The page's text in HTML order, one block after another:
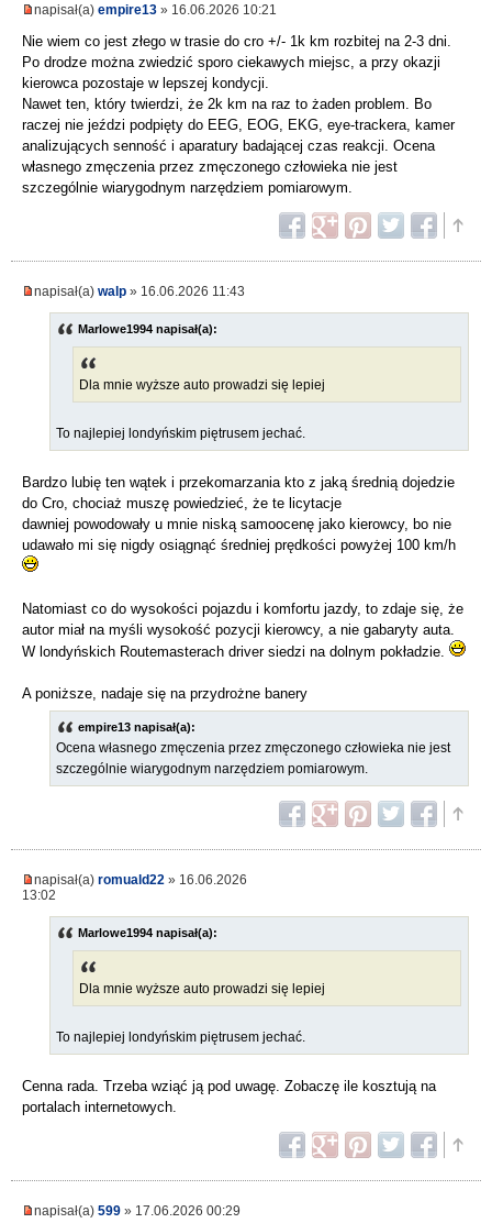
napisał(a) empire13 » 16.06.2026 10:21
Nie wiem co jest złego w trasie do cro +/- 1k km rozbitej na 2-3 dni.
Po drodze można zwiedzić sporo ciekawych miejsc, a przy okazji
kierowca pozostaje w lepszej kondycji.
Nawet ten, który twierdzi, że 2k km na raz to żaden problem. Bo
raczej nie jeździ podpięty do EEG, EOG, EKG, eye-trackera, kamer
analizujących senność i aparatury badającej czas reakcji. Ocena
własnego zmęczenia przez zmęczonego człowieka nie jest
szczególnie wiarygodnym narzędziem pomiarowym.
napisał(a) walp » 16.06.2026 11:43
Marlowe1994 napisał(a):
Dla mnie wyższe auto prowadzi się lepiej
To najlepiej londyńskim piętrusem jechać.
Bardzo lubię ten wątek i przekomarzania kto z jaką średnią dojedzie
do Cro, chociaż muszę powiedzieć, że te licytacje
dawniej powodowały u mnie niską samoocenę jako kierowcy, bo nie
udawało mi się nigdy osiągnąć średniej prędkości powyżej 100 km/h
Natomiast co do wysokości pojazdu i komfortu jazdy, to zdaje się, że
autor miał na myśli wysokość pozycji kierowcy, a nie gabaryty auta.
W londyńskich Routemasterach driver siedzi na dolnym pokładzie.
A poniższe, nadaje się na przydrożne banery
empire13 napisał(a):
Ocena własnego zmęczenia przez zmęczonego człowieka nie jest
szczególnie wiarygodnym narzędziem pomiarowym.
napisał(a) romuald22 » 16.06.2026
13:02
Marlowe1994 napisał(a):
Dla mnie wyższe auto prowadzi się lepiej
To najlepiej londyńskim piętrusem jechać.
Cenna rada. Trzeba wziąć ją pod uwagę. Zobaczę ile kosztują na
portalach internetowych.
napisał(a) 599 » 17.06.2026 00:29